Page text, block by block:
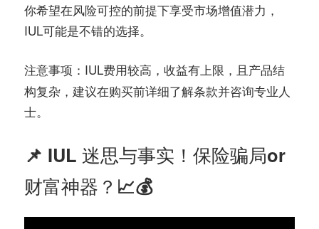
你希望在风险可控的前提下享受市场增值潜力，
IUL可能是不错的选择。
注意事项 ：IUL费用较高，收益有上限，且产品结
构复杂，建议在购买前详细了解条款并咨询专业人
士。
📌 IUL 迷思与事实！保险骗局or
财富神器？📈💰